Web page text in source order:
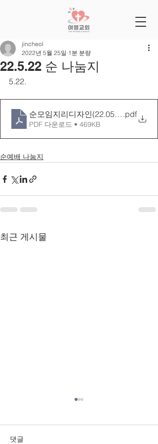
22.5.22 순 나눔지
jincheol
2022년 5월 25일 1분 분량
5.22.
순모임지리디자인(22.05.22).pdf
PDF 다운로드 • 469KB
순예배 나눔지
최근 게시물
11.26
댓글